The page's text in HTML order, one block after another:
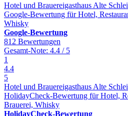
Hotel und Brauereigasthaus Alte
Google-Bewertung für Hotel,
Whisky
Google-Bewertung
812 Bewertungen
Gesamt-Note: 4.4 / 5
1
4.4
5
Hotel und Brauereigasthaus Alte
HolidayCheck-Bewertung für Hotel,
Brauerei, Whisky
HolidayCheck-Bewertung